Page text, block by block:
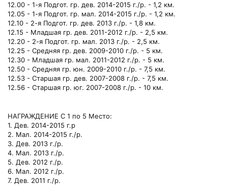
12.00 - 1-я Подгот. гр. дев. 2014-2015 г./р. - 1,2 км.
12.05 - 1-я Подгот. гр. мал. 2014-2015 г./р. - 1,2 км.
12.10 - 2-я Подгот. гр. дев. 2013 г./р. - 1,8 км.
12.15 - Младшая гр. дев. 2011-2012 г./р. - 2,5 км.
12.20 - 2-я Подгот. гр. мал. 2013 г./р. - 2,5 км.
12.25 - Средняя гр. дев. 2009-2010 г./р. - 5 км.
12.30 - Младшая гр. мал. 2011-2012 г./р. - 5 км.
12.50 - Средняя гр. юн. 2009-2010 г./р. - 7,5 км.
12.53 - Старшая гр. дев. 2007-2008 г./р. - 7,5 км.
12.56 - Старшая гр. юг. 2007-2008 г./р. - 10 км.
НАГРАЖДЕНИЕ С 1 по 5 Место:
1. Дев. 2014-2015 г.р
2. Мал. 2014-2015 г./р.
3. Дев. 2013 г./р.
4. Мал. 2013 г./р.
5. Дев. 2012 г./р.
6. Мал. 2012 г./р.
7. Дев. 2011 г./р.